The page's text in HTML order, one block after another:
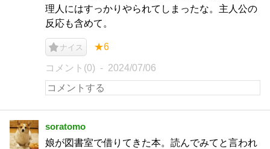
理人にはすっかりやられてしまったな。主人公の
反応も含めて。
ナイス ★6
コメント(0) 2024/07/06
soratomo
娘が図書室で借りてきた本。読んでみてと言われ